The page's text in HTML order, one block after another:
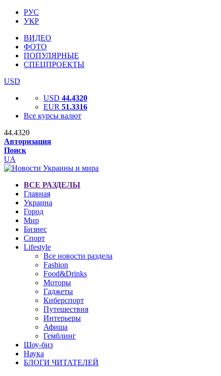
РУС
УКР
ВИДЕО
ФОТО
ПОПУЛЯРНЫЕ
СПЕЦПРОЕКТЫ
USD
USD 44.4320
EUR 51.3316
Все курсы валют
44.4320
Авторизация
Поиск
UA
ВСЕ РАЗДЕЛЫ
Главная
Украина
Город
Мир
Бизнес
Спорт
Lifestyle
Все новости раздела
Fashion
Food&Drinks
Моторы
Гаджеты
Киберспорт
Путешествия
Интерьеры
Афиша
Гемблинг
Шоу-биз
Наука
БЛОГИ ЧИТАТЕЛЕЙ